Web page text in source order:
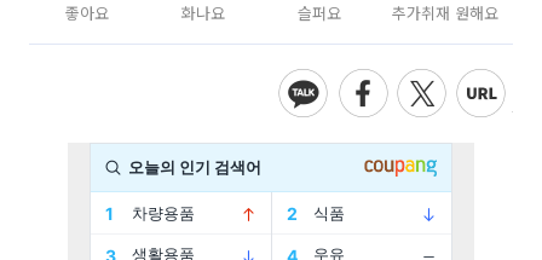
좋아요 화나요 슬퍼요 추가취재 원해요